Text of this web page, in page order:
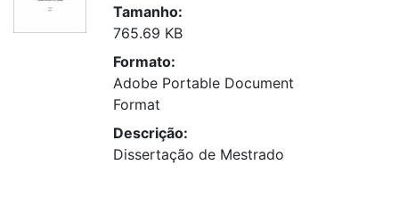
Tamanho:
765.69 KB
Formato:
Adobe Portable Document
Format
Descrição:
Dissertação de Mestrado